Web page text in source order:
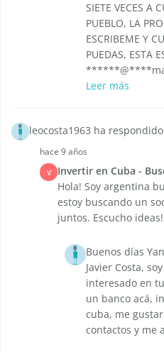
SIETE VECES A
PUEBLO, LA
ESCRIBEME Y
PUEDAS, ESTA
Leer más
leocosta1963 ha
hace 9 años
V Invertir en Cuba -
Hola! Soy argentina
estoy buscando un
juntos. Escucho ideas!
Buenos días
Javier Costa,
interesado en
un banco acá,
cuba, me
contactos y me